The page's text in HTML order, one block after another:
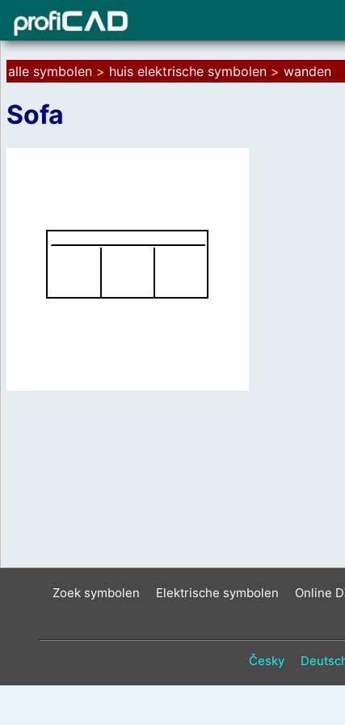
alle symbolen > huis elektrische symbolen > wanden
Sofa
Zoek symbolen Elektrische symbolen Online
Česky